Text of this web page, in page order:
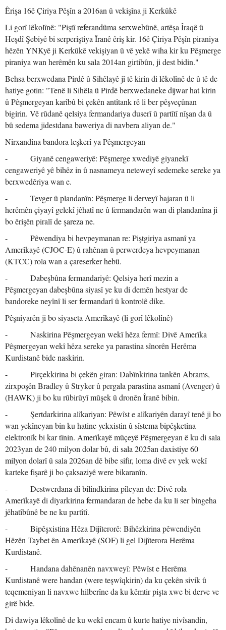
Êrişa 16ê Çiriya Pêşîn a 2016an û vekişîna ji Kerkûkê
Li gorî lêkolînê: "Piştî referandûma serxwebûnê, artêşa Îraqê û
Heşdî Şebiyê bi serperiştiya Îranê êriş kir. 16ê Çiriya Pêşîn piraniya
hêzên YNKyê ji Kerkûkê vekişiyan û vê yekê wiha kir ku Pêşmerge
piraniya wan herêmên ku sala 2014an girtibûn, ji dest bidin."
Behsa berxwedana Pirdê û Sihêlayê jî tê kirin di lêkolînê de û tê de
hatiye gotin: "Tenê li Sihêla û Pirdê berxwedaneke dijwar hat kirin
û Pêşmergeyan karîbû bi çekên antîtank rê li ber pêşveçûnan
bigirin. Vê rûdanê qelsiya fermandariya duserî û partîtî nîşan da û
bû sedema jidestdana baweriya di navbera aliyan de."
Nirxandina bandora leşkerî ya Pêşmergeyan
- Giyanê cengaweriyê: Pêşmerge xwediyê giyanekî
cengaweriyê yê bihêz in û nasnameya neteweyî sedemeke sereke ya
berxwedêriya wan e.
- Tevger û plandanîn: Pêşmerge li derveyî bajaran û li
herêmên çiyayî gelekî jêhatî ne û fermandarên wan di plandanîna ji
bo êrişên piralî de şareza ne.
- Pêwendiya bi hevpeymanan re: Piştgiriya asmanî ya
Amerîkayê (CJOC-E) û rahênan û perwerdeya hevpeymanan
(KTCC) rola wan a çareserker hebû.
- Dabeşbûna fermandariyê: Qelsiya herî mezin a
Pêşmergeyan dabeşbûna siyasî ye ku di demên hestyar de
bandoreke neyînî li ser fermandarî û kontrolê dike.
Pêşniyarên ji bo siyaseta Amerîkayê (li gorî lêkolînê)
- Naskirina Pêşmergeyan wekî hêza fermî: Divê Amerîka
Pêşmergeyan wekî hêza sereke ya parastina sînorên Herêma
Kurdistanê bide naskirin.
- Pirçekkirina bi çekên giran: Dabînkirina tankên Abrams,
zirxpoşên Bradley û Stryker û pergala parastina asmanî (Avenger) û
(HAWK) ji bo ku rûbirûyî mûşek û dronên Îranê bibin.
- Şertdarkirina alîkariyan: Pêwîst e alîkariyên darayî tenê ji bo
wan yekîneyan bin ku hatine yekxistin û sîstema bipêşketina
elektronîk bi kar tînin. Amerîkayê mûçeyê Pêşmergeyan ê ku di sala
2023yan de 240 milyon dolar bû, di sala 2025an daxistiye 60
milyon dolarî û sala 2026an dê bibe sifir, loma divê ev yek wekî
karteke fişarê ji bo çaksaziyê were bikaranîn.
- Destwerdana di bilindkirina pîleyan de: Divê rola
Amerîkayê di diyarkirina fermandaran de hebe da ku li ser bingeha
jêhatîbûnê be ne ku partîtî.
- Bipêşxistina Hêza Dijîterorê: Bihêzkirina pêwendiyên
Hêzên Taybet ên Amerîkayê (SOF) li gel Dijîterora Herêma
Kurdistanê.
- Handana dahênanên navxweyî: Pêwîst e Herêma
Kurdistanê were handan (were teşwîqkirin) da ku çekên sivik û
teqemeniyan li navxwe hilberîne da ku kêmtir pişta xwe bi derve ve
girê bide.
Di dawiya lêkolînê de ku wekî encam û kurte hatiye nivîsandin,